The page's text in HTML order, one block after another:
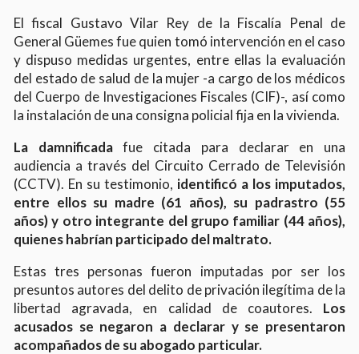
El fiscal Gustavo Vilar Rey de la Fiscalía Penal de
General Güemes fue quien tomó intervención en el caso
y dispuso medidas urgentes, entre ellas la evaluación
del estado de salud de la mujer -a cargo de los médicos
del Cuerpo de Investigaciones Fiscales (CIF)-, así como
la instalación de una consigna policial fija en la vivienda.
La damnificadafue citada para declarar en una
audiencia a través del Circuito Cerrado de Televisión
(CCTV). En su testimonio, identificó a los imputados,
entre ellos su madre (61 años), su padrastro (55
años) y otro integrante del grupo familiar (44 años),
quienes habrían participado del maltrato.
Estas tres personas fueron imputadas por ser los
presuntos autores del delito de privación ilegítima de la
libertad agravada, en calidad de coautores. Los
acusados se negaron a declarar y se presentaron
acompañados de su abogado particular.